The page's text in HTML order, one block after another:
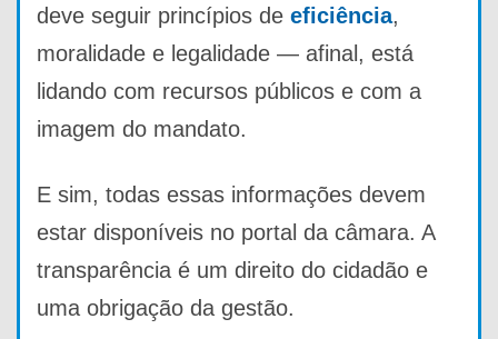
deve seguir princípios de eficiência,
moralidade e legalidade — afinal, está
lidando com recursos públicos e com a
imagem do mandato.
E sim, todas essas informações devem
estar disponíveis no portal da câmara. A
transparência é um direito do cidadão e
uma obrigação da gestão.